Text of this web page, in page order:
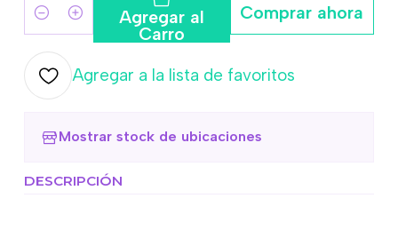
Cantidad Agregar al
Carro
Comprar ahora
Agregar a la lista de favoritos
Mostrar stock de ubicaciones
DESCRIPCIÓN